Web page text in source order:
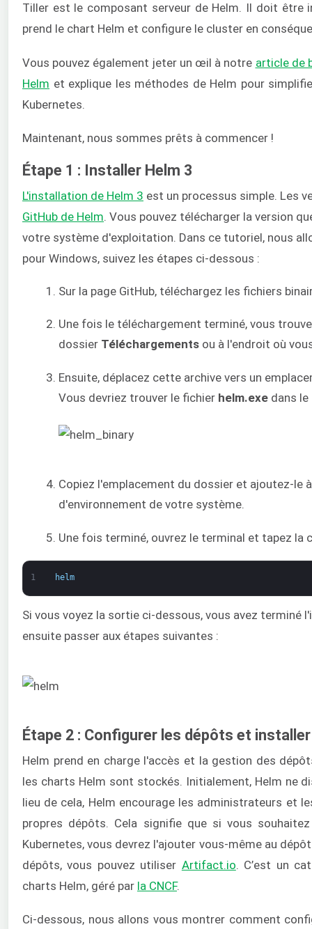
Tiller est le composant serveur de Helm. Il doit être
prend le chart Helm et configure le cluster en
Vous pouvez également jeter un œil à notre article de
Helm et explique les méthodes de Helm pour
Kubernetes.
Maintenant, nous sommes prêts à commencer !
Étape 1 : Installer Helm 3
L'installation de Helm 3 est un processus simple. Les
GitHub de Helm . Vous pouvez télécharger la version
votre système d'exploitation. Dans ce tutoriel, nous
pour Windows, suivez les étapes ci-dessous :
Sur la page GitHub, téléchargez les fichiers
Une fois le téléchargement terminé, vous
dossier Téléchargements ou à l'endroit où
Ensuite, déplacez cette archive vers un
Vous devriez trouver le fichier helm.exe dans
Copiez l'emplacement du dossier et ajoutez-le
d'environnement de votre système.
Une fois terminé, ouvrez le terminal et tapez la
1 helm
Si vous voyez la sortie ci-dessous, vous avez terminé
ensuite passer aux étapes suivantes :
Étape 2 : Configurer les dépôts et
Helm prend en charge l'accès et la gestion des
les charts Helm sont stockés. Initialement, Helm ne
lieu de cela, Helm encourage les administrateurs et
propres dépôts. Cela signifie que si vous
Kubernetes, vous devrez l'ajouter vous-même au
dépôts, vous pouvez utiliser Artifact.io . C’est un
charts Helm, géré par la CNCF.
Ci-dessous, nous allons vous montrer comment